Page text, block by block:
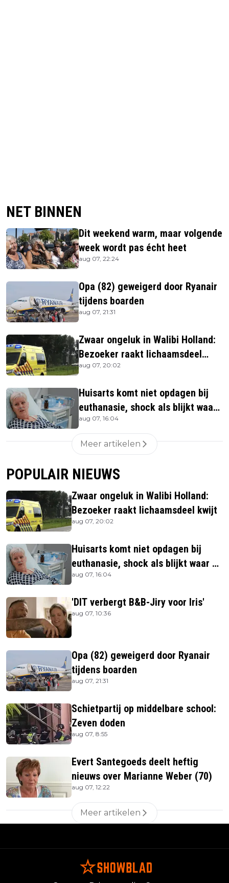
NET BINNEN
Dit weekend warm, maar volgende
week wordt pas écht heet
aug 07, 22:24
Opa (82) geweigerd door Ryanair
tijdens boarden
aug 07, 21:31
Zwaar ongeluk in Walibi Holland:
Bezoeker raakt lichaamsdeel
kwijt
aug 07, 20:02
Huisarts komt niet opdagen bij
euthanasie, shock als blijkt waar
ze is
aug 07, 16:04
Meer artikelen
POPULAIR NIEUWS
Zwaar ongeluk in Walibi Holland:
Bezoeker raakt lichaamsdeel kwijt
aug 07, 20:02
Huisarts komt niet opdagen bij
euthanasie, shock als blijkt waar ze
is
aug 07, 16:04
'DIT verbergt B&B-Jiry voor Iris'
aug 07, 10:36
Opa (82) geweigerd door Ryanair
tijdens boarden
aug 07, 21:31
Schietpartij op middelbare school:
Zeven doden
aug 07, 8:55
Evert Santegoeds deelt heftig
nieuws over Marianne Weber (70)
aug 07, 12:22
Meer artikelen